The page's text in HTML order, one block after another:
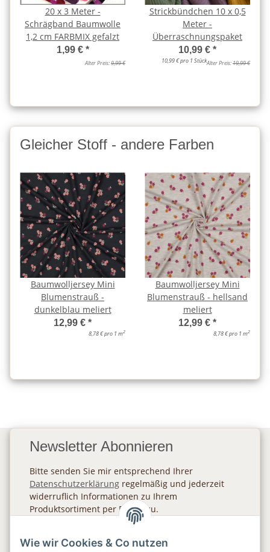
20 x 3 Meter -
Schrägband Baumwolle
1,2 cm FARBMIX gefalzt
1,99 € *
Alter Preis:9,99 €
Strickbündchen 10 x 0,5
Meter -
Überraschnungspaket
10,99 € *
10,99 € pro 1 StückAlter Preis:19,99 €
Gleicher Stoff - andere Farben
Baumwolljersey Mini
Blumenstrauß -
dunkelblau meliert
12,99 € *
8,78 € pro 1 m2
Baumwolljersey Mini
Blumenstrauß - hellsand
meliert
12,99 € *
8,78 € pro 1 m2
Newsletter Abonnieren
Bitte senden Sie mir entsprechend Ihrer
Datenschutzerklärung regelmäßig und jederzeit
widerruflich Informationen zu Ihrem
Produktsortiment per E-Mail zu.
Wie wir Cookies & Co nutzen